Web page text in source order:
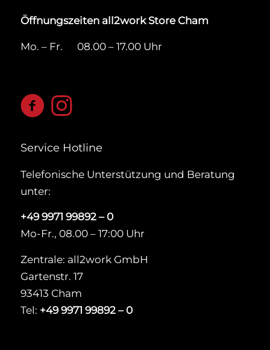
Öffnungszeiten all2work Store Cham
Mo. – Fr. 08.00 – 17.00 Uhr
Service Hotline
Telefonische Unterstützung und Beratung
unter:
+49 9971 99892 – 0
Mo-Fr., 08.00 – 17:00 Uhr
Zentrale: all2work GmbH
Gartenstr. 17
93413 Cham
Tel: +49 9971 99892 – 0